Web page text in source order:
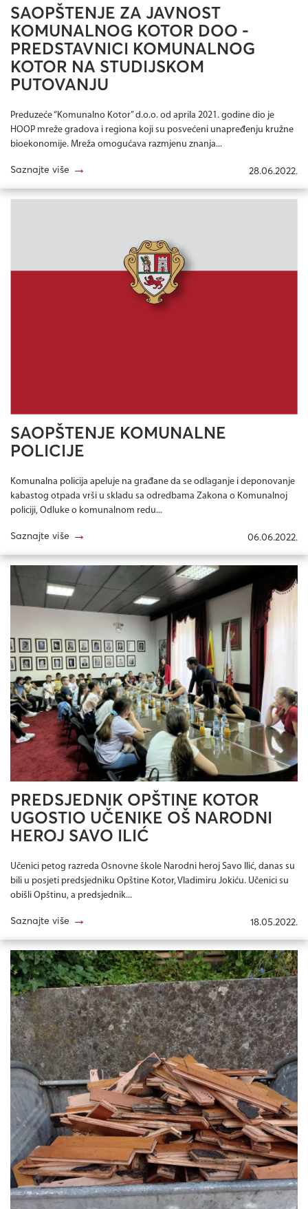
SAOPŠTENJE ZA JAVNOST
KOMUNALNOG KOTOR DOO -
PREDSTAVNICI KOMUNALNOG
KOTOR NA STUDIJSKOM
PUTOVANJU
Preduzeće “Komunalno Kotor” d.o.o. od aprila 2021. godine dio je
HOOP mreže gradova i regiona koji su posvećeni unapređenju kružne
bioekonomije. Mreža omogućava razmjenu znanja...
Saznajte više → 28.06.2022.
SAOPŠTENJE KOMUNALNE
POLICIJE
Komunalna policija apeluje na građane da se odlaganje i deponovanje
kabastog otpada vrši u skladu sa odredbama Zakona o Komunalnoj
policiji, Odluke o komunalnom redu...
Saznajte više → 06.06.2022.
PREDSJEDNIK OPŠTINE KOTOR
UGOSTIO UČENIKE OŠ NARODNI
HEROJ SAVO ILIĆ
Učenici petog razreda Osnovne škole Narodni heroj Savo Ilić, danas su
bili u posjeti predsjedniku Opštine Kotor, Vladimiru Jokiću. Učenici su
obišli Opštinu, a predsjednik...
Saznajte više → 18.05.2022.